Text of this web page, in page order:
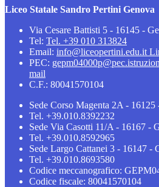
Liceo Statale Sandro Pertini Genova
Via Cesare Battisti 5 - 16145 -
Tel: Tel. +39 010 313824
Email: info@liceopertini.edu.it
PEC:
mail
C.F.: 80041570104
Sede Corso Magenta 2A - 16125
Tel. +39.010.8392232
Sede Via Casotti 11/A - 16167 -
Tel. +39.010.8592965
Sede Largo Cattanei 3 - 16147 -
Tel. +39.010.8693580
Codice meccanografico:
Codice fiscale: 80041570104